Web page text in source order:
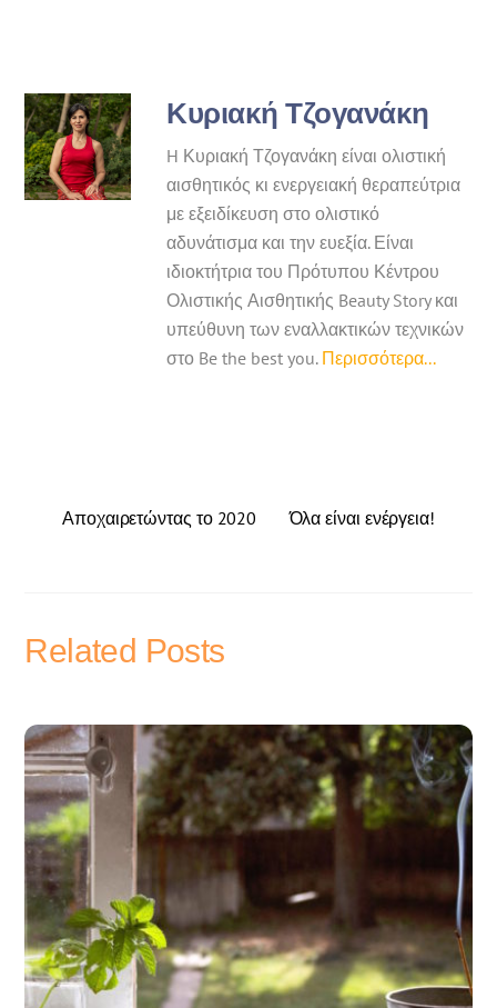
Κυριακή Τζογανάκη
H Κυριακή Τζογανάκη είναι ολιστική
αισθητικός κι ενεργειακή θεραπεύτρια
με εξειδίκευση στο ολιστικό
αδυνάτισμα και την ευεξία. Είναι
ιδιοκτήτρια του Πρότυπου Κέντρου
Ολιστικής Αισθητικής Beauty Story και
υπεύθυνη των εναλλακτικών τεχνικών
στο Be the best you. Περισσότερα...
Αποχαιρετώντας το 2020 Όλα είναι ενέργεια!
Related Posts